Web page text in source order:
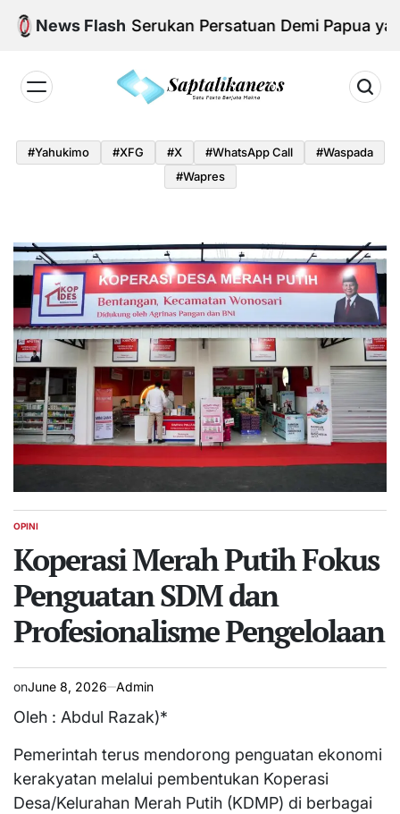
Skip
News Flash
KNPB, Serukan Persatuan Demi Papua yang
#yahukimo #XFG #x #WhatsApp Call
#waspada
#Wapres
POSTED
OPINI
Koperasi Merah Putih Fokus
Penguatan SDM dan
Profesionalisme Pengelolaan
onJune 8, 2026 Admin
Oleh : Abdul Razak)*
Pemerintah terus mendorong penguatan ekonomi
kerakyatan melalui pembentukan Koperasi
Desa/Kelurahan Merah Putih (KDMP) di berbagai